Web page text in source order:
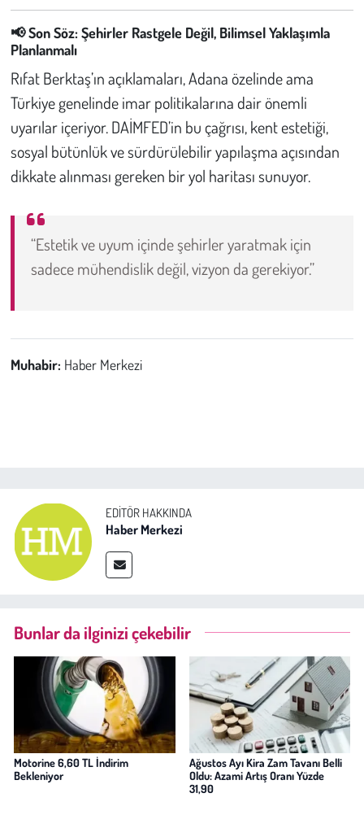
📢Son Söz: Şehirler Rastgele Değil, Bilimsel Yaklaşımla
Planlanmalı
Rıfat Berktaş’ın açıklamaları, Adana özelinde ama
Türkiye genelinde imar politikalarına dair önemli
uyarılar içeriyor. DAİMFED’in bu çağrısı, kent estetiği,
sosyal bütünlük ve sürdürülebilir yapılaşma açısından
dikkate alınması gereken bir yol haritası sunuyor.
“Estetik ve uyum içinde şehirler yaratmak için
sadece mühendislik değil, vizyon da gerekiyor.”
Muhabir: Haber Merkezi
EDITÖR HAKKINDA
Haber Merkezi
Bunlar da ilginizi çekebilir
Motorine 6,60 TL İndirim
Bekleniyor
Ağustos Ayı Kira Zam Tavanı Belli
Oldu: Azami Artış Oranı Yüzde
31,90